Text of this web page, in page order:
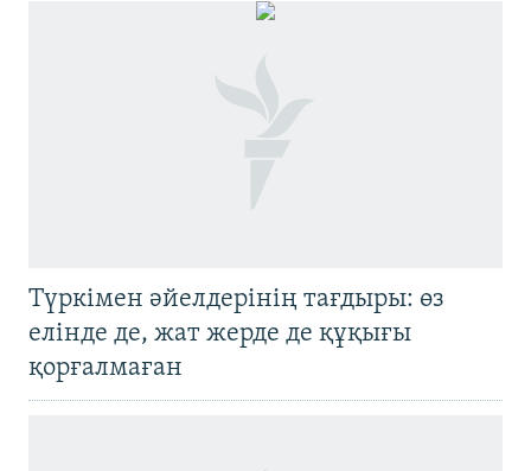
Түркімен әйелдерінің тағдыры: өз
елінде де, жат жерде де құқығы
қорғалмаған